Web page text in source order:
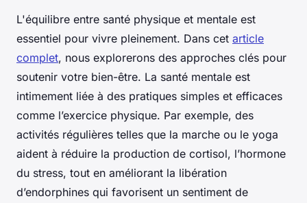
L'équilibre entre santé physique et mentale est
essentiel pour vivre pleinement. Dans cet article
complet, nous explorerons des approches clés pour
soutenir votre bien-être. La santé mentale est
intimement liée à des pratiques simples et efficaces
comme l’exercice physique. Par exemple, des
activités régulières telles que la marche ou le yoga
aident à réduire la production de cortisol, l’hormone
du stress, tout en améliorant la libération
d’endorphines qui favorisent un sentiment de